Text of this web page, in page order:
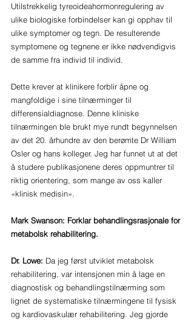
Utilstrekkelig tyreoideahormonregulering av
ulike biologiske forbindelser kan gi opphav til
ulike symptomer og tegn. De resulterende
symptomene og tegnene er ikke nødvendigvis
de samme fra individ til individ.
Dette krever at klinikere forblir åpne og
mangfoldige i sine tilnærminger til
differensialdiagnose. Denne kliniske
tilnærmingen ble brukt mye rundt begynnelsen
av det 20. århundre av den berømte Dr William
Osler og hans kolleger. Jeg har funnet ut at det
å studere publikasjonene deres oppmuntrer til
riktig orientering, som mange av oss kaller
«klinisk medisin».
Mark Swanson: Forklar behandlingsrasjonale for
metabolsk rehabilitering.
Dr. Lowe: Da jeg først utviklet metabolsk
rehabilitering, var intensjonen min å lage en
diagnostisk og behandlingstilnærming som
lignet de systematiske tilnærmingene til fysisk
og kardiovaskulær rehabilitering. Jeg gjorde